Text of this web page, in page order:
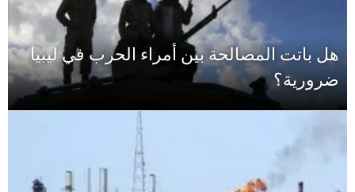
هل باتت المصالحة بين أمراء الحرب في ليبيا
ضرورية؟